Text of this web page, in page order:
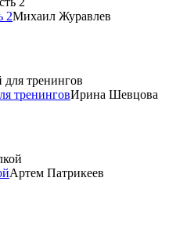
2Михаил Журавлев
тренинговИрина Шевцова
Артем Патрикеев